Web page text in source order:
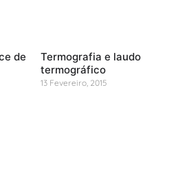
de
Termografia e laudo
termográfico
13 Fevereiro, 2015